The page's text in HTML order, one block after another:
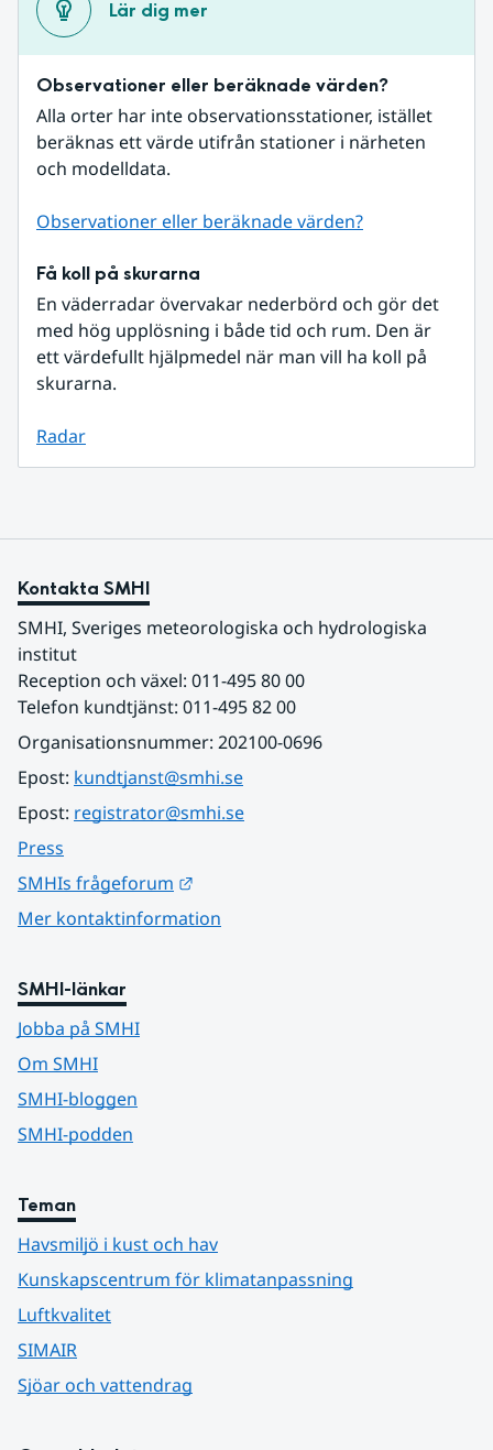
Lär dig mer
Observationer eller beräknade värden?
Alla orter har inte observationsstationer, istället
beräknas ett värde utifrån stationer i närheten
och modelldata.
Observationer eller beräknade värden?
Få koll på skurarna
En väderradar övervakar nederbörd och gör det
med hög upplösning i både tid och rum. Den är
ett värdefullt hjälpmedel när man vill ha koll på
skurarna.
Radar
Kontakta SMHI
SMHI, Sveriges meteorologiska och hydrologiska
institut
Reception och växel: 011-495 80 00
Telefon kundtjänst: 011-495 82 00
Organisationsnummer: 202100-0696
Epost: kundtjanst@smhi.se
Epost: registrator@smhi.se
Press
SMHIs frågeforum
Mer kontaktinformation
SMHI-länkar
Jobba på SMHI
Om SMHI
SMHI-bloggen
SMHI-podden
Teman
Havsmiljö i kust och hav
Kunskapscentrum för klimatanpassning
Luftkvalitet
SIMAIR
Sjöar och vattendrag